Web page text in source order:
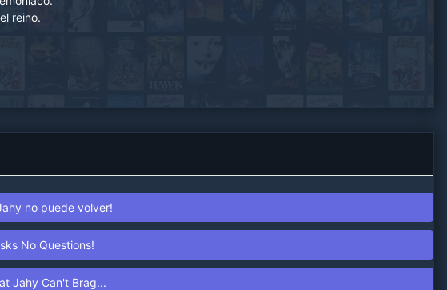
reino.
la casa y
es
no puede volver!
No Questions!
Jahy Can't Brag...